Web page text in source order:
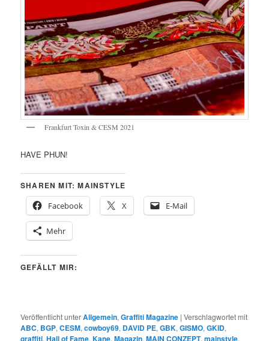
Frankfurt Toxin & CESM 2021
HAVE PHUN!
SHAREN MIT: MAINSTYLE
Facebook
X E-Mail
Mehr
GEFÄLLT MIR:
Veröffentlicht unterAllgemein,Graffiti Magazine |Verschlagwortet mit
ABC, BGP,CESM,cowboy69, DAVID PE,GBK,GISMO,GKID,
graffiti,Hall of Fame,Kane,Magazin,MAIN CONZEPT,mainstyle,